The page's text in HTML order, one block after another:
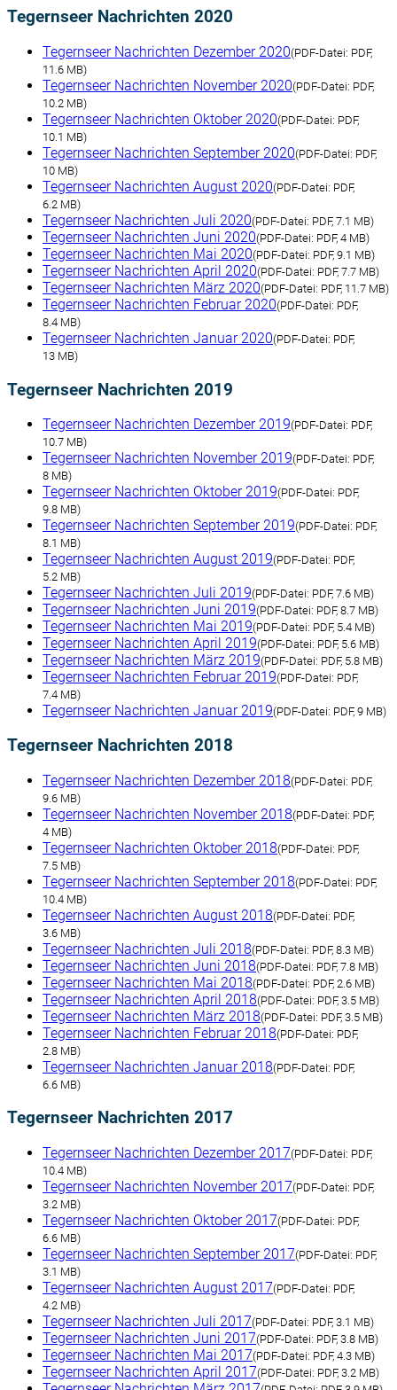
Tegernseer Nachrichten 2020
Tegernseer Nachrichten Dezember 2020(PDF-Datei: PDF,
11.6 MB)
Tegernseer Nachrichten November 2020(PDF-Datei: PDF,
10.2 MB)
Tegernseer Nachrichten Oktober 2020(PDF-Datei: PDF,
10.1 MB)
Tegernseer Nachrichten September 2020(PDF-Datei: PDF,
10 MB)
Tegernseer Nachrichten August 2020(PDF-Datei: PDF,
6.2 MB)
Tegernseer Nachrichten Juli 2020(PDF-Datei: PDF, 7.1 MB)
Tegernseer Nachrichten Juni 2020(PDF-Datei: PDF, 4 MB)
Tegernseer Nachrichten Mai 2020(PDF-Datei: PDF, 9.1 MB)
Tegernseer Nachrichten April 2020(PDF-Datei: PDF, 7.7 MB)
Tegernseer Nachrichten März 2020(PDF-Datei: PDF, 11.7 MB)
Tegernseer Nachrichten Februar 2020(PDF-Datei: PDF,
8.4 MB)
Tegernseer Nachrichten Januar 2020(PDF-Datei: PDF,
13 MB)
Tegernseer Nachrichten 2019
Tegernseer Nachrichten Dezember 2019(PDF-Datei: PDF,
10.7 MB)
Tegernseer Nachrichten November 2019(PDF-Datei: PDF,
8 MB)
Tegernseer Nachrichten Oktober 2019(PDF-Datei: PDF,
9.8 MB)
Tegernseer Nachrichten September 2019(PDF-Datei: PDF,
8.1 MB)
Tegernseer Nachrichten August 2019(PDF-Datei: PDF,
5.2 MB)
Tegernseer Nachrichten Juli 2019(PDF-Datei: PDF, 7.6 MB)
Tegernseer Nachrichten Juni 2019(PDF-Datei: PDF, 8.7 MB)
Tegernseer Nachrichten Mai 2019(PDF-Datei: PDF, 5.4 MB)
Tegernseer Nachrichten April 2019(PDF-Datei: PDF, 5.6 MB)
Tegernseer Nachrichten März 2019(PDF-Datei: PDF, 5.8 MB)
Tegernseer Nachrichten Februar 2019(PDF-Datei: PDF,
7.4 MB)
Tegernseer Nachrichten Januar 2019(PDF-Datei: PDF, 9 MB)
Tegernseer Nachrichten 2018
Tegernseer Nachrichten Dezember 2018(PDF-Datei: PDF,
9.6 MB)
Tegernseer Nachrichten November 2018(PDF-Datei: PDF,
4 MB)
Tegernseer Nachrichten Oktober 2018(PDF-Datei: PDF,
7.5 MB)
Tegernseer Nachrichten September 2018(PDF-Datei: PDF,
10.4 MB)
Tegernseer Nachrichten August 2018(PDF-Datei: PDF,
3.6 MB)
Tegernseer Nachrichten Juli 2018(PDF-Datei: PDF, 8.3 MB)
Tegernseer Nachrichten Juni 2018(PDF-Datei: PDF, 7.8 MB)
Tegernseer Nachrichten Mai 2018(PDF-Datei: PDF, 2.6 MB)
Tegernseer Nachrichten April 2018(PDF-Datei: PDF, 3.5 MB)
Tegernseer Nachrichten März 2018(PDF-Datei: PDF, 3.5 MB)
Tegernseer Nachrichten Februar 2018(PDF-Datei: PDF,
2.8 MB)
Tegernseer Nachrichten Januar 2018(PDF-Datei: PDF,
6.6 MB)
Tegernseer Nachrichten 2017
Tegernseer Nachrichten Dezember 2017(PDF-Datei: PDF,
10.4 MB)
Tegernseer Nachrichten November 2017(PDF-Datei: PDF,
3.2 MB)
Tegernseer Nachrichten Oktober 2017(PDF-Datei: PDF,
6.6 MB)
Tegernseer Nachrichten September 2017(PDF-Datei: PDF,
3.1 MB)
Tegernseer Nachrichten August 2017(PDF-Datei: PDF,
4.2 MB)
Tegernseer Nachrichten Juli 2017(PDF-Datei: PDF, 3.1 MB)
Tegernseer Nachrichten Juni 2017(PDF-Datei: PDF, 3.8 MB)
Tegernseer Nachrichten Mai 2017(PDF-Datei: PDF, 4.3 MB)
Tegernseer Nachrichten April 2017(PDF-Datei: PDF, 3.2 MB)